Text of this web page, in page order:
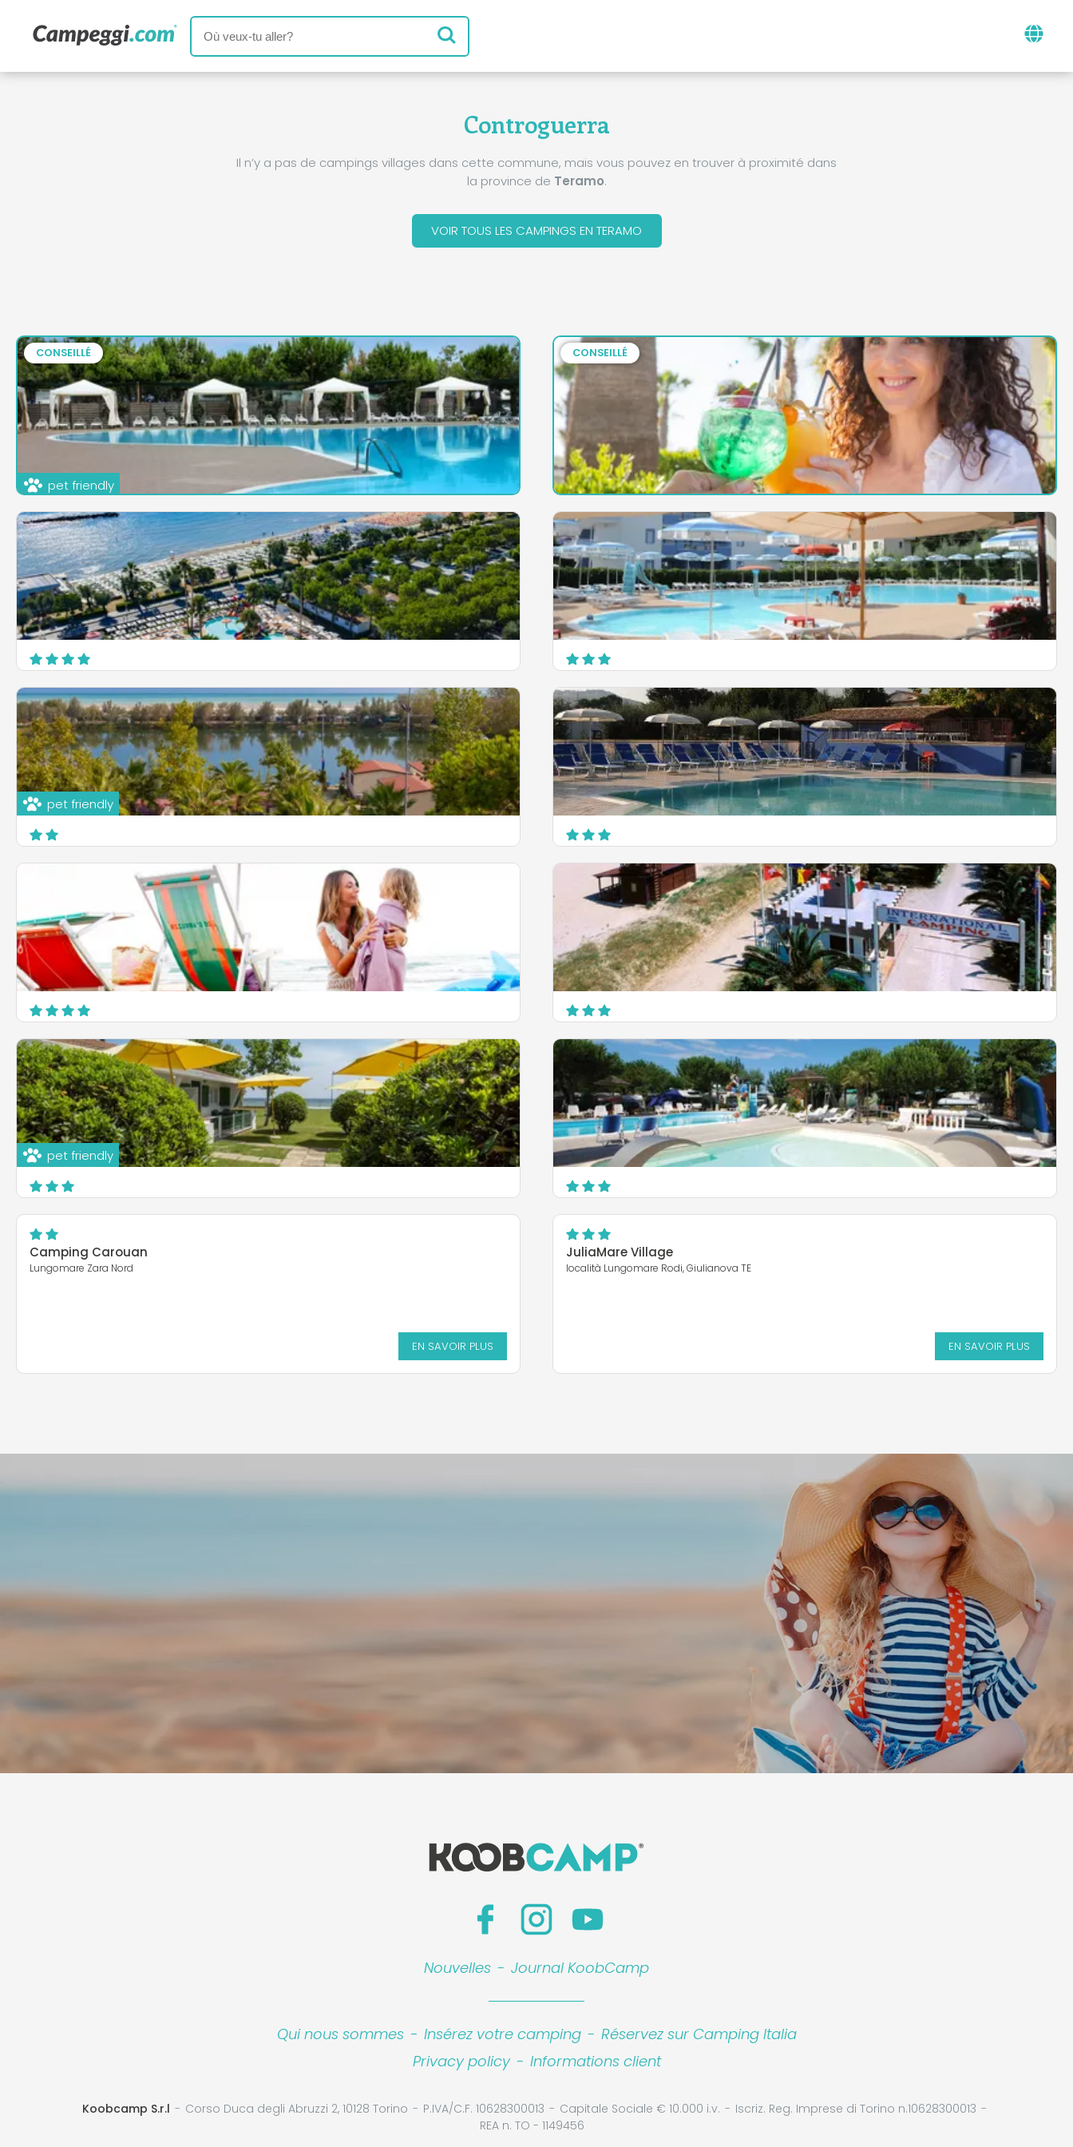
Controguerra
Il n’y a pas de campings villages dans cette commune, mais vous pouvez en trouver à proximité dans
la province de Teramo.
VOIR TOUS LES CAMPINGS EN TERAMO
CONSEILLÉ
pet friendly
Pineto Beach Village & Camping
Via XXV Aprile
Pineto
EN SAVOIR PLUS
CONSEILLÉ
Don Antonio Glamping Village
Via Padova snc
Giulianova
EN SAVOIR PLUS
Via dei Pioppi, 6
Martinsicuro
EN SAVOIR PLUS
Via Forcella 139
Silvi
EN SAVOIR PLUS
pet friendly
EN SAVOIR PLUS
Via Roma, 439, Fraz. Villa Rosa
Martinsicuro
EN SAVOIR PLUS
Loc. Borsacchio,Viale Makarska s.c.
Roseto degli Abruzzi
EN SAVOIR PLUS
C.da Torre Cerrano
Pineto
EN SAVOIR PLUS
pet friendly
Roseto degli Abruzzi
Giulianova
Camping Carouan
Lungomare Zara Nord
EN SAVOIR PLUS
JuliaMare Village
località Lungomare Rodi, Giulianova TE
EN SAVOIR PLUS
Nouvelles - Journal KoobCamp
Qui nous sommes - Insérez votre camping - Réservez sur Camping Italia
Privacy policy - Informations client
Koobcamp S.r.l Corso Duca degli Abruzzi 2, 10128 Torino P.IVA/C.F. 10628300013 Capitale Sociale € 10.000 i.v.
Iscriz. Reg. Imprese di Torino n.10628300013
REA n. TO - 1149456